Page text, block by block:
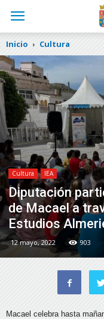
Inicio Cultura
Cultura IEA
Diputación
de Macael a
Estudios
12 mayo, 2022 903
Macael celebra hasta